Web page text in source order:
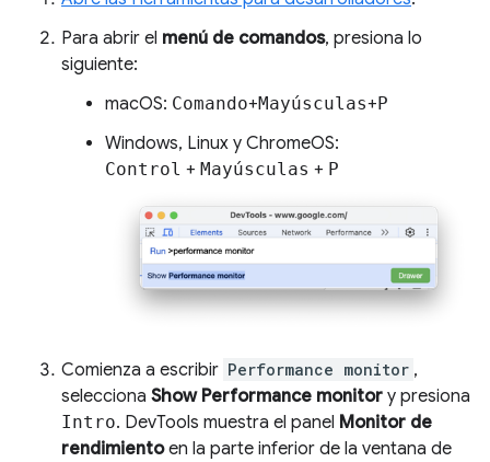
Para abrir el menú de comandos, presiona lo
siguiente:
macOS: Comando+Mayúsculas+P
Windows, Linux y ChromeOS:
Control + Mayúsculas + P
Comienza a escribir Performance monitor ,
selecciona Show Performance monitor y presiona
Intro. DevTools muestra el panel Monitor de
rendimientoen la parte inferior de la ventana de